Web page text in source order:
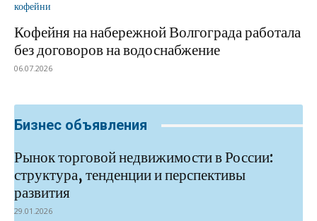
Кофейня на набережной Волгограда работала
без договоров на водоснабжение
06.07.2026
Бизнес объявления
Рынок торговой недвижимости в России:
структура, тенденции и перспективы
развития
29.01.2026